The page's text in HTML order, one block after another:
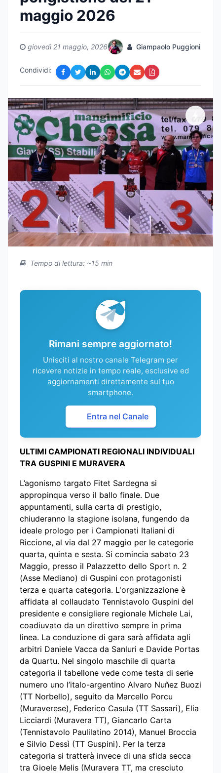
maggio 2026
giovedì 21 maggio, 2026 Giampaolo Puggioni
Condividi:
Tempo di lettura: ~15 min
Rimani sempre aggiornato!
Unisciti al nostro canale Telegram per
ricevere notizie in tempo reale, esclusive ed
aggiornamenti direttamente sul tuo
smartphone.
Entra nel Canale
ULTIMI CAMPIONATI REGIONALI INDIVIDUALI
TRA GUSPINI E MURAVERA
L’agonismo targato Fitet Sardegna si
appropinqua verso il ballo finale. Due
appuntamenti, sulla carta di prestigio,
chiuderanno la stagione isolana, fungendo da
ideale prologo per i Campionati Italiani di
Riccione, al via dal 27 maggio per le categorie
quarta, quinta e sesta. Si comincia sabato 23
Maggio, presso il Palazzetto dello Sport n. 2
(Asse Mediano) di Guspini con protagonisti
terza e quarta categoria. L'organizzazione è
affidata al collaudato Tennistavolo Guspini del
presidente e consigliere regionale Michele Lai,
coadiuvato da un direttivo sempre in prima
linea. La conduzione di gara sarà affidata agli
arbitri Daniele Vacca da Sanluri e Davide Portas
da Quartu. Nel singolo maschile di quarta
categoria il tabellone vede come testa di serie
numero uno l’italo-argentino Alvaro Nuñez Buozi
(TT Norbello), seguito da Marcello Porcu
(Muraverese), Federico Casula (TT Sassari), Elia
Licciardi (Muravera TT), Giancarlo Carta
(Tennistavolo Paulilatino 2014), Manuel Broccia
e Silvio Dessì (TT Guspini). Per la terza
categoria si tratterà invece di una sfida secca
tra Gioele Melis (Muravera TT, ma cresciuto